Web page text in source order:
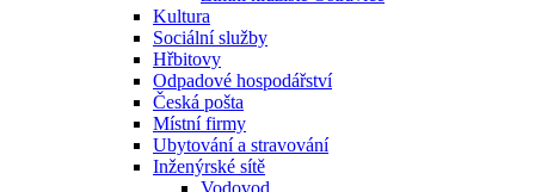
Kultura
Sociální služby
Hřbitovy
Odpadové hospodářství
Česká pošta
Místní firmy
Ubytování a stravování
Inženýrské sítě
Vodovod